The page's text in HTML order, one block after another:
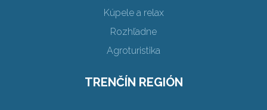
Kúpele a relax
Rozhľadne
Agroturistika
TRENČÍN REGIÓN